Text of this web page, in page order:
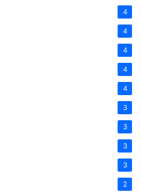
4
4
4
4
4
3
3
3
3
2